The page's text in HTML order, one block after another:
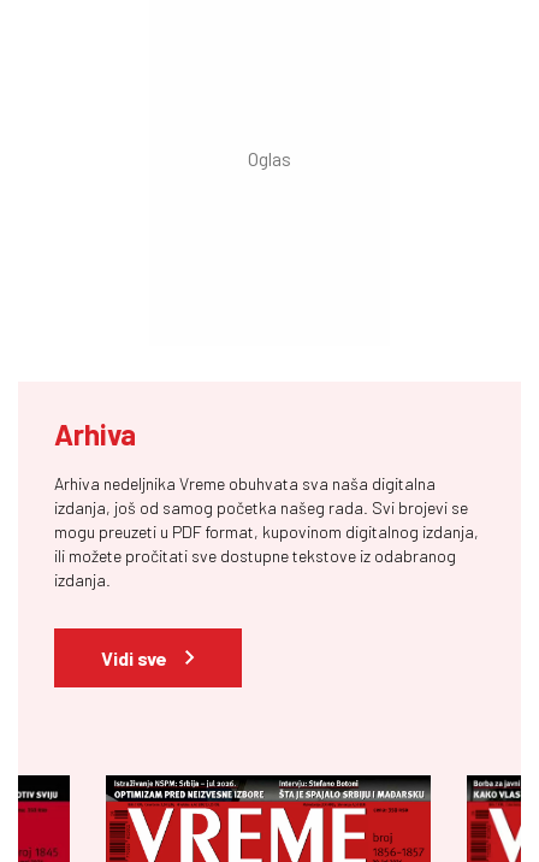
Arhiva
Arhiva nedeljnika Vreme obuhvata sva naša digitalna
izdanja, još od samog početka našeg rada. Svi brojevi se
mogu preuzeti u PDF format, kupovinom digitalnog izdanja,
ili možete pročitati sve dostupne tekstove iz odabranog
izdanja.
Vidi sve